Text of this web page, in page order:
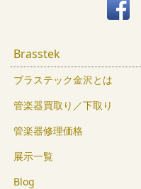
Brasstek
ブラステック金沢とは
管楽器買取り／下取り
管楽器修理価格
展示一覧
Blog